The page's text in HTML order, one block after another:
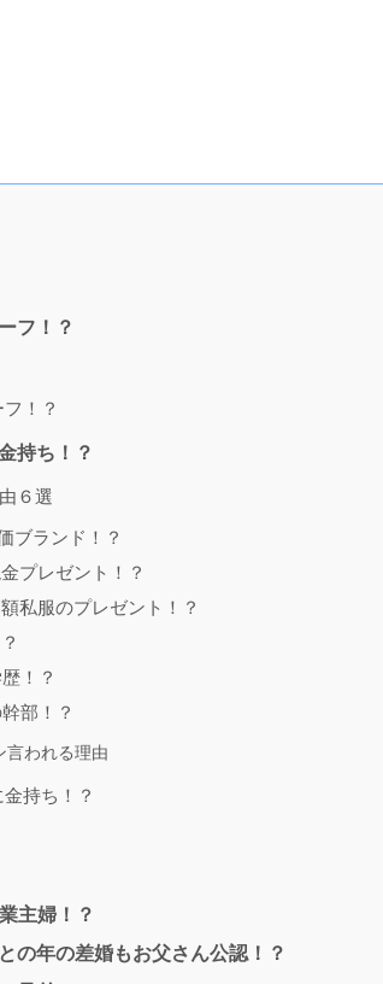
フ！？
！？
持ち！？
６選
ブランド！？
プレゼント！？
私服のプレゼント！？
！？
部！？
言われる理由
持ち！？
主婦！？
の年の差婚もお父さん公認！？